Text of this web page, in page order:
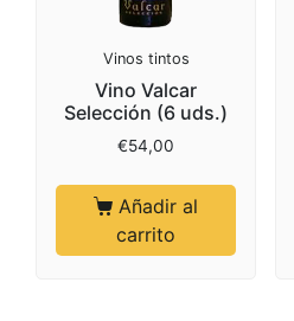
Vinos tintos
Vino Valcar
Selección (6 uds.)
€54,00
Añadir al
carrito